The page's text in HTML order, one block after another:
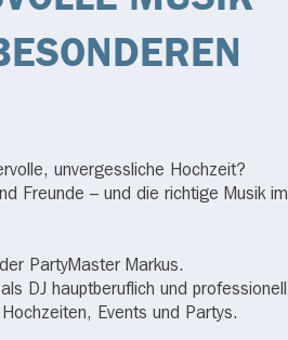
unvergessliche Hochzeit?
Freunde – und die richtige Musik im
PartyMaster Markus.
DJ hauptberuflich und professionell
Events und Partys.